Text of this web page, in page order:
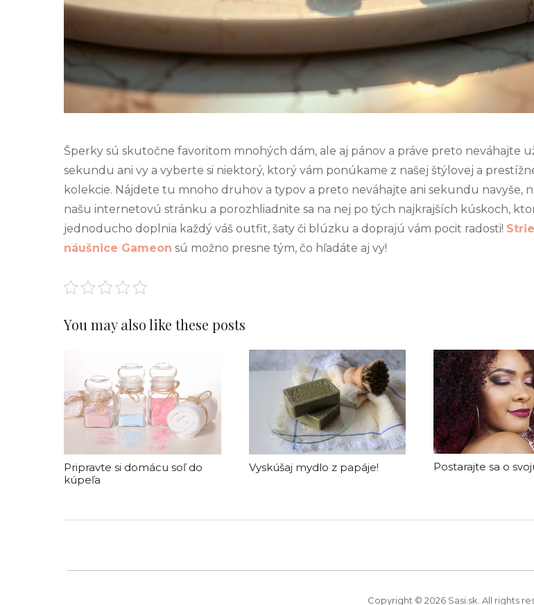
Šperky sú skutočne favoritom mnohých dám, ale aj pánov a práve preto neváhajte
sekundu ani vy a vyberte si niektorý, ktorý vám ponúkame z našej štýlovej a
kolekcie. Nájdete tu mnoho druhov a typov a preto neváhajte ani sekundu navyše,
našu internetovú stránku a porozhliadnite sa na nej po tých najkrajších kúskoch,
jednoducho doplnia každý váš outfit, šaty či blúzku a doprajú vám pocit radosti!
náušnice Gameon sú možno presne tým, čo hľadáte aj vy!
You may also like these posts
Pripravte si domácu soľ do
kúpeľa
Vyskúšaj mydlo z papáje! Postarajte sa o
Copyright © 2026 Sasi.sk. All rights